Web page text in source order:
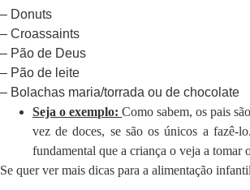
– Donuts
– Croassaints
– Pão de Deus
– Pão de leite
– Bolachas maria/torrada ou de chocolate
Seja o exemplo: Como sabem, os pais
vez de doces, se são os únicos a fazê-
fundamental que a criança o veja a tomar
Se quer ver mais dicas para a alimentação